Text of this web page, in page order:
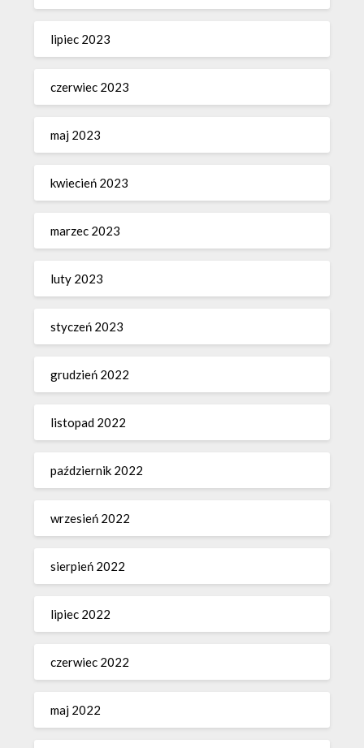
lipiec 2023
czerwiec 2023
maj 2023
kwiecień 2023
marzec 2023
luty 2023
styczeń 2023
grudzień 2022
listopad 2022
październik 2022
wrzesień 2022
sierpień 2022
lipiec 2022
czerwiec 2022
maj 2022